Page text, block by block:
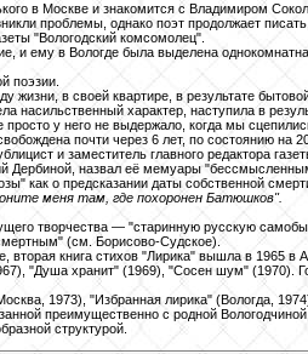
в Москве и знакомится с Владимиром
проблемы, однако поэт продолжает
"Вологодский комсомолец".
и ему в Вологде была выделена
поэзии.
жизни, в своей квартире, в результате
характер, наступила в
у него не выдержало, когда мы
почти через 6 лет, по состоянию на
и заместитель главного редактора
Дербиной, назвал её мемуары
как о предсказании даты собственной
меня там, где похоронен Батюшков".
творчества — "старинную русскую
(см. Борисово-Судское).
вторая книга стихов "Лирика" вышла в 1965 в
"Душа хранит" (1969), "Сосен шум" (1970).
1973), "Избранная лирика" (Вологда,
преимущественно с родной
структурой.